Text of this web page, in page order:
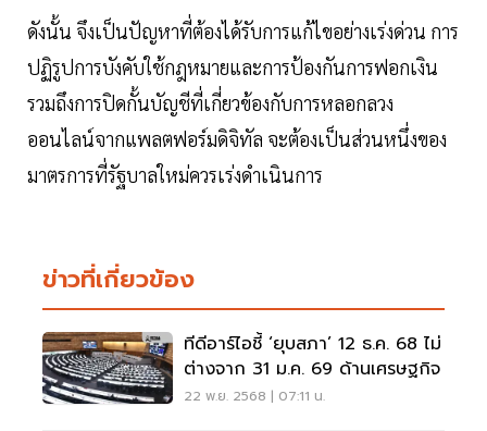
ดังนั้น จึงเป็นปัญหาที่ต้องได้รับการแก้ไขอย่างเร่งด่วน การ
ปฏิรูปการบังคับใช้กฎหมายและการป้องกันการฟอกเงิน
รวมถึงการปิดกั้นบัญชีที่เกี่ยวข้องกับการหลอกลวง
ออนไลน์จากแพลตฟอร์มดิจิทัล จะต้องเป็นส่วนหนึ่งของ
มาตรการที่รัฐบาลใหม่ควรเร่งดำเนินการ
ข่าวที่เกี่ยวข้อง
ทีดีอาร์ไอชี้ ‘ยุบสภา’ 12 ธ.ค. 68 ไม่
ต่างจาก 31 ม.ค. 69 ด้านเศรษฐกิจ
22 พ.ย. 2568 | 07:11 น.